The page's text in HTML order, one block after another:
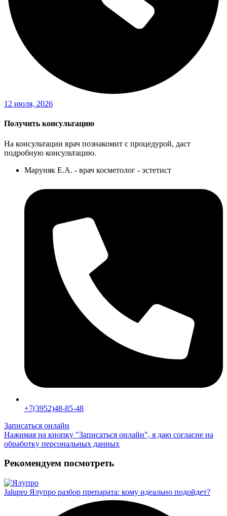
12 июля, 2026
Получить консультацию
На консультации врач познакомит с процедурой, даст
подробную консультацию.
Маруняк Е.А. - врач косметолог - эстетист
+7(3952)48-85-48
Записаться онлайн
Нажимая на кнопку "Записаться онлайн", я даю согласие на
обработку персональных данных
Рекомендуем посмотреть
Jalupro Ялупро разбор препарата: кому идеально подойдет?